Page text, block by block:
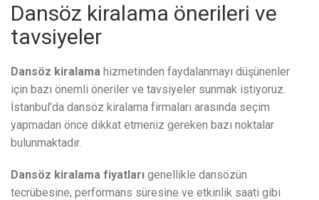
Dansöz kiralama önerileri ve
tavsiyeler
Dansöz kiralama hizmetinden faydalanmayı düşünenler
için bazı önemli öneriler ve tavsiyeler sunmak istiyoruz.
İstanbul’da dansöz kiralama firmaları arasında seçim
yapmadan önce dikkat etmeniz gereken bazı noktalar
bulunmaktadır.
Dansöz kiralama fiyatları genellikle dansözün
tecrübesine, performans süresine ve etkinlik saati gibi